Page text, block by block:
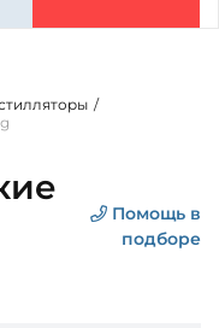
/
Помощь в
подборе